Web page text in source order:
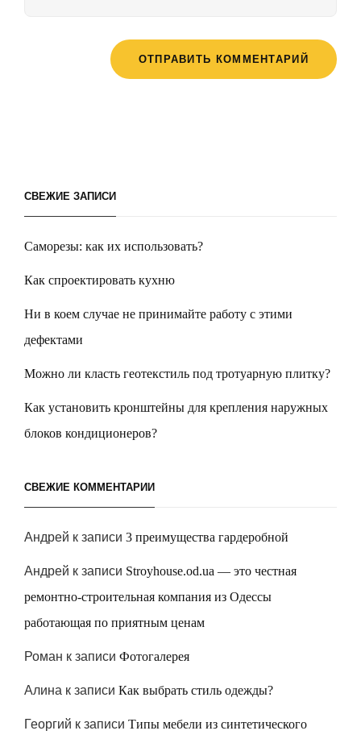
СВЕЖИЕ ЗАПИСИ
Саморезы: как их использовать?
Как спроектировать кухню
Ни в коем случае не принимайте работу с этими
дефектами
Можно ли класть геотекстиль под тротуарную плитку?
Как установить кронштейны для крепления наружных
блоков кондиционеров?
СВЕЖИЕ КОММЕНТАРИИ
Андрей к записи 3 преимущества гардеробной
Андрей к записи Stroyhouse.od.ua — это честная
ремонтно-строительная компания из Одессы
работающая по приятным ценам
Роман к записи Фотогалерея
Алина к записи Как выбрать стиль одежды?
Георгий к записи Типы мебели из синтетического